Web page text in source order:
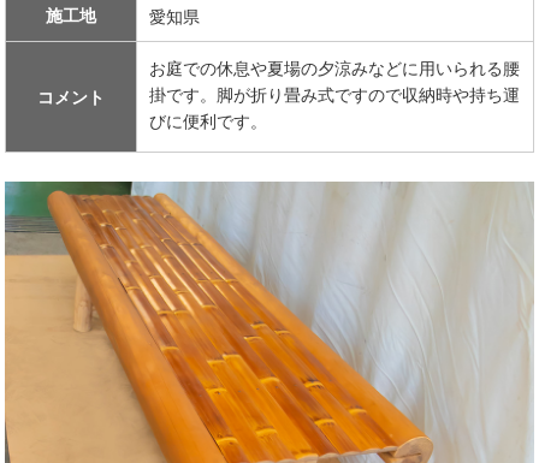
施工地 愛知県
コメント
お庭での休息や夏場の夕涼みなどに用いられる腰
掛です。脚が折り畳み式ですので収納時や持ち運
びに便利です。